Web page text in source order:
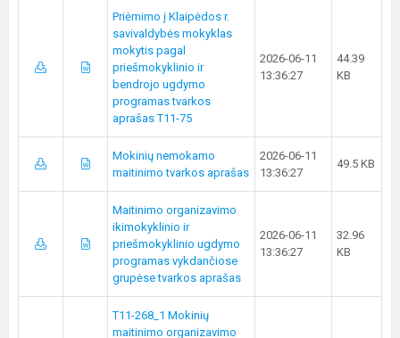
Priėmimo į Klaipėdos r.
savivaldybės mokyklas
mokytis pagal
priešmokyklinio ir
bendrojo ugdymo
programas tvarkos
aprašas T11-75
2026-06-11
13:36:27
44.39
KB
Mokinių nemokamo
maitinimo tvarkos aprašas
2026-06-11
13:36:27
49.5 KB
Maitinimo organizavimo
ikimokyklinio ir
priešmokyklinio ugdymo
programas vykdančiose
grupėse tvarkos aprašas
2026-06-11
13:36:27
32.96
KB
T11-268_1 Mokinių
maitinimo organizavimo